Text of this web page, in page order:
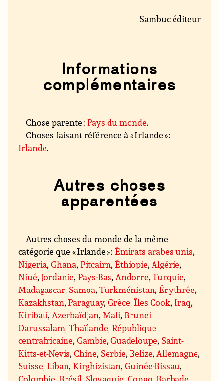
Sambuc éditeur
Informations
complémentaires
Chose parente :Pays du monde.
Choses faisant référence à « Irlande » :
Irlande.
Autres choses
apparentées
Autres choses du monde de la même
catégorie que « Irlande » :Émirats arabes unis,
Nigeria,Ghana,Pitcairn,Éthiopie,Algérie,
Niué,Jordanie,Pays-Bas,Andorre,Turquie,
Madagascar, Samoa,Turkménistan,Érythrée,
Kazakhstan,Paraguay,Grèce,Îles Cook, Iraq,
Kiribati,Azerbaïdjan,Mali, Brunei
Darussalam,Thaïlande,République
centrafricaine,Gambie,Guadeloupe, Saint-
Kitts-et-Nevis,Chine, Serbie, Belize,Allemagne,
Suisse,Liban,Kirghizistan,Guinée-Bissau,
Colombie, Brésil, Slovaquie,Congo, Barbade,